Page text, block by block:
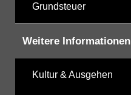
Grundsteuer
Weitere Informationen
Kultur & Ausgehen